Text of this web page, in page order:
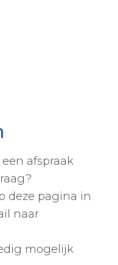
afspraak
deze pagina in
naar
mogelijk